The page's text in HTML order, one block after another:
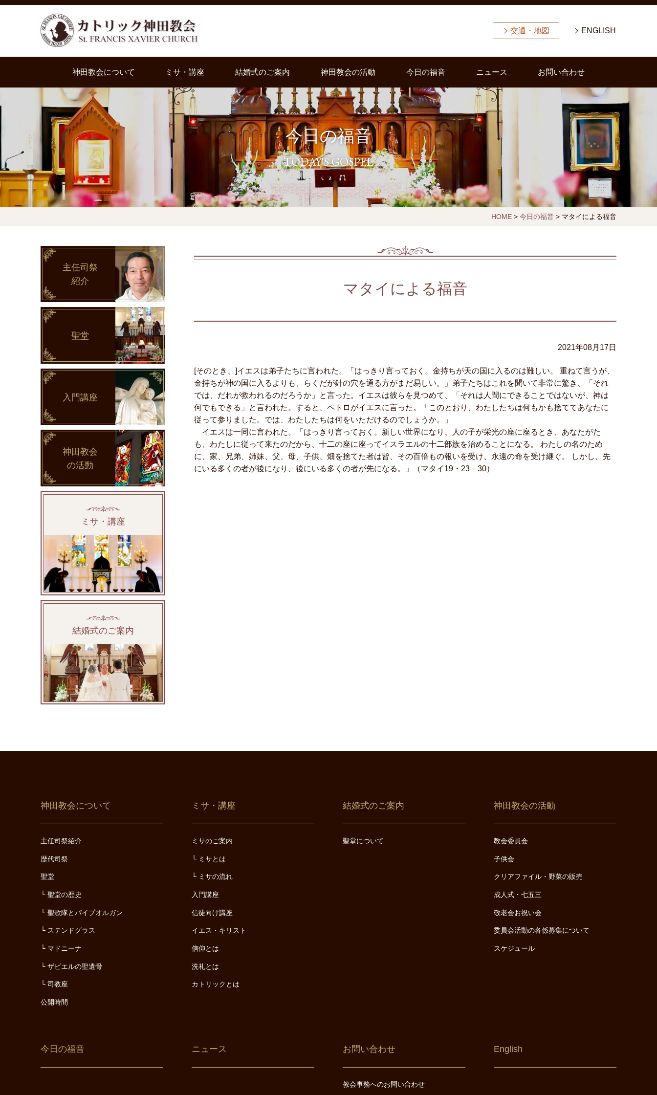
交通・地図 ENGLISH
神田教会について ミサ・講座 結婚式のご案内 神田教会の活動 今日の福音 ニュース お問い合わせ
今日の福音
TODAY'S GOSPEL
HOME> 今日の福音> マタイによる福音
マタイによる福音
2021年08月17日
[そのとき、]イエスは弟子たちに言われた。「はっきり言っておく。金持ちが天の国に入るのは難しい。 重ねて言うが、
金持ちが神の国に入るよりも、らくだが針の穴を通る方がまだ易しい。」弟子たちはこれを聞いて非常に驚き、「それ
では、だれが救われるのだろうか」と言った。イエスは彼らを見つめて、「それは人間にできることではないが、神は
何でもできる」と言われた。すると、ペトロがイエスに言った。「このとおり、わたしたちは何もかも捨ててあなたに
従って参りました。では、わたしたちは何をいただけるのでしょうか。」
イエスは一同に言われた。「はっきり言っておく。新しい世界になり、人の子が栄光の座に座るとき、あなたがた
も、わたしに従って来たのだから、十二の座に座ってイスラエルの十二部族を治めることになる。 わたしの名のため
に、家、兄弟、姉妹、父、母、子供、畑を捨てた者は皆、その百倍もの報いを受け、永遠の命を受け継ぐ。 しかし、先
にいる多くの者が後になり、後にいる多くの者が先になる。」（マタイ19・23－30）
主任司祭
紹介
聖堂
入門講座
神田教会
の活動
ミサ・講座
結婚式のご案内
神田教会について
主任司祭紹介
歴代司祭
聖堂
聖堂の歴史
聖歌隊とパイプオルガン
ステンドグラス
マドニーナ
ザビエルの聖遺骨
司教座
公開時間
ミサ・講座
ミサのご案内
ミサとは
ミサの流れ
入門講座
信徒向け講座
イエス・キリスト
信仰とは
洗礼とは
カトリックとは
結婚式のご案内
聖堂について
神田教会の活動
教会委員会
子供会
クリアファイル・野菜の販売
成人式・七五三
敬老会お祝い会
委員会活動の各係募集について
スケジュール
今日の福音 ニュース お問い合わせ
教会事務へのお問い合わせ
English